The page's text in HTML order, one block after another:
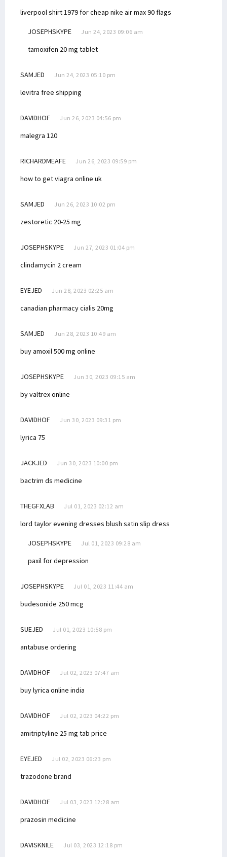
liverpool shirt 1979 for cheap nike air max 90 flags
JOSEPHSKYPE Jun 24, 2023 09:06 am
tamoxifen 20 mg tablet
SAMJED Jun 24, 2023 05:10 pm
levitra free shipping
DAVIDHOF Jun 26, 2023 04:56 pm
malegra 120
RICHARDMEAFE Jun 26, 2023 09:59 pm
how to get viagra online uk
SAMJED Jun 26, 2023 10:02 pm
zestoretic 20-25 mg
JOSEPHSKYPE Jun 27, 2023 01:04 pm
clindamycin 2 cream
EYEJED Jun 28, 2023 02:25 am
canadian pharmacy cialis 20mg
SAMJED Jun 28, 2023 10:49 am
buy amoxil 500 mg online
JOSEPHSKYPE Jun 30, 2023 09:15 am
by valtrex online
DAVIDHOF Jun 30, 2023 09:31 pm
lyrica 75
JACKJED Jun 30, 2023 10:00 pm
bactrim ds medicine
THEGFXLAB Jul 01, 2023 02:12 am
lord taylor evening dresses blush satin slip dress
JOSEPHSKYPE Jul 01, 2023 09:28 am
paxil for depression
JOSEPHSKYPE Jul 01, 2023 11:44 am
budesonide 250 mcg
SUEJED Jul 01, 2023 10:58 pm
antabuse ordering
DAVIDHOF Jul 02, 2023 07:47 am
buy lyrica online india
DAVIDHOF Jul 02, 2023 04:22 pm
amitriptyline 25 mg tab price
EYEJED Jul 02, 2023 06:23 pm
trazodone brand
DAVIDHOF Jul 03, 2023 12:28 am
prazosin medicine
DAVISKNILE Jul 03, 2023 12:18 pm